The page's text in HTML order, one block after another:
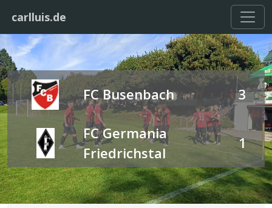
carlluis.de
FC Busenbach 3
FC Germania
Friedrichstal
1